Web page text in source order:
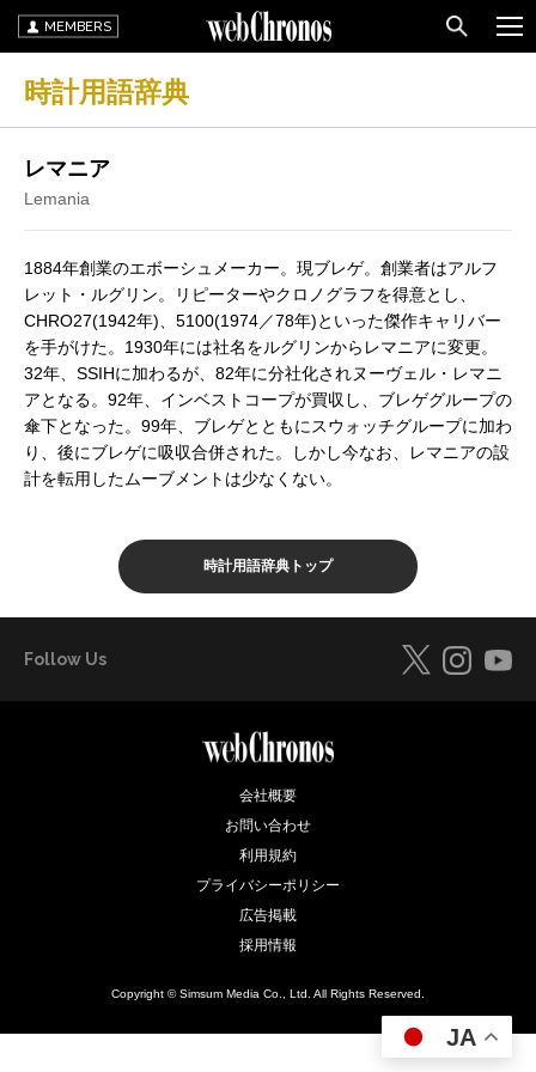
MEMBERS
時計用語辞典
レマニア
Lemania
1884年創業のエボーシュメーカー。現ブレゲ。創業者はアルフ
レット・ルグリン。リピーターやクロノグラフを得意とし、
CHRO27(1942年)、5100(1974／78年)といった傑作キャリバー
を手がけた。1930年には社名をルグリンからレマニアに変更。
32年、SSIHに加わるが、82年に分社化されヌーヴェル・レマニ
アとなる。92年、インベストコープが買収し、ブレゲグループの
傘下となった。99年、ブレゲとともにスウォッチグループに加わ
り、後にブレゲに吸収合併された。しかし今なお、レマニアの設
計を転用したムーブメントは少なくない。
時計用語辞典トップ
Follow Us
会社概要
お問い合わせ
利用規約
プライバシーポリシー
広告掲載
採用情報
Copyright © Simsum Media Co., Ltd. All Rights Reserved.
JA